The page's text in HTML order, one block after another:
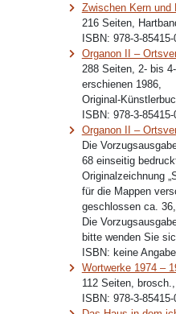
Zwischen Kern und
216 Seiten,
ISBN: 978-3-85415-
Organon II –
288 Seiten, 2- bis
erschienen 1986,
Original-
ISBN: 978-3-85415-
Organon II –
Die
68 einseitig
Originalzeichnung
für die Mappen
geschlossen ca.
Die
bitte wenden Sie
ISBN: keine Angabe
Wortwerke 1974 –
112 Seiten,
ISBN: 978-3-85415-